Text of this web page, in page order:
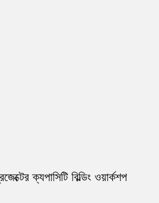
ক্যপাসিটি বিল্ডিং ওয়ার্কশপ